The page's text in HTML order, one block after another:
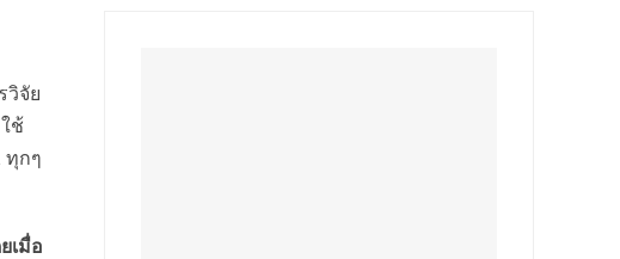
วิจัย
ช้
ทุกๆ
เมื่อ